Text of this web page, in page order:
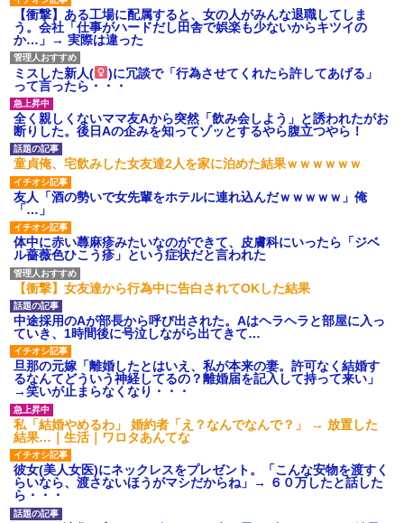
私「初めて飲む味だけどなん
のお茶？」彼「ちっ！」私「」
【GIF】JSのカンチョーワロ
タ
後続車にクラクションを鳴ら
され彼氏が逆切れ。「何クラク
ション鳴らしてんだ！降りてこ
いよ！」と怒鳴りだし...
【衝撃】報酬100万円超の治験
募集がこちらｗｗｗｗｗ(※画像
あり)
【ネット騒然】惨殺されたタ
ワマン頂き女子のこの動画、す
げえええええｗｗｗｗｗｗｗｗ
ｗｗｗ
【愕然】白のクラウン俺氏、
高速道路左車線を制限速度で走
った結果wwwwwwwwwwww
百年の恋12-899 食べた量を
張り合ってくる
【悲報】佐藤輝明・・・２軍
でも盛大にやらかす←あまり悲
しませないでくれ
【衝撃】ある工場に配属すると、女の人がみんな退職してしま
う。会社「仕事がハードだし田舎で娯楽も少ないからキツイの
か…」→ 実際は違った
ミスした新人(
)に冗談で「行為させてくれたら許してあげる」
って言ったら・・・
全く親しくないママ友Aから突然「飲み会しよう」と誘われたがお
断りした。後日Aの企みを知ってゾッとするやら腹立つやら！
童貞俺、宅飲みした女友達2人を家に泊めた結果ｗｗｗｗｗｗ
友人「酒の勢いで女先輩をホテルに連れ込んだｗｗｗｗｗ」俺
「…」
体中に赤い蕁麻疹みたいなのができて、皮膚科にいったら「ジベ
ル薔薇色ひこう疹」という症状だと言われた
【衝撃】女友達から行為中に告白されてOKした結果
中途採用のAが部長から呼び出された。Aはヘラヘラと部屋に入っ
ていき、1時間後に号泣しながら出てきて…
旦那の元嫁「離婚したとはいえ、私が本来の妻。許可なく結婚す
るなんてどういう神経してるの？離婚届を記入して持って来い」
→笑いが止まらなくなり・・・
私「結婚やめるわ」 婚約者「え？なんでなんで？」 → 放置した
結果…｜生活｜ワロタあんてな
彼女(美人女医)にネックレスをプレゼント。「こんな安物を渡すく
らいなら、渡さないほうがマシだからね」→ ６０万したと話した
ら・・・